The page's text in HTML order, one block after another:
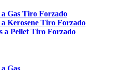
Gas Tiro Forzado
Kerosene Tiro Forzado
a Pellet Tiro Forzado